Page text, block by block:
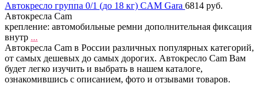
Автокресло группа 0/1 (до 18 кг) CAM Gara 6814 руб.
Автокресла Cam
крепление: автомобильные ремни дополнительная фиксация
внутр ...
Автокресла Cam в России различных популярных категорий,
от самых дешевых до самых дорогих. Автокресло Cam Вам
будет легко изучить и выбрать в нашем каталоге,
ознакомившись с описанием, фото и отзывами товаров.